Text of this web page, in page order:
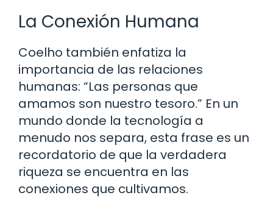
La Conexión Humana
Coelho también enfatiza la
importancia de las relaciones
humanas: “Las personas que
amamos son nuestro tesoro.” En un
mundo donde la tecnología a
menudo nos separa, esta frase es un
recordatorio de que la verdadera
riqueza se encuentra en las
conexiones que cultivamos.